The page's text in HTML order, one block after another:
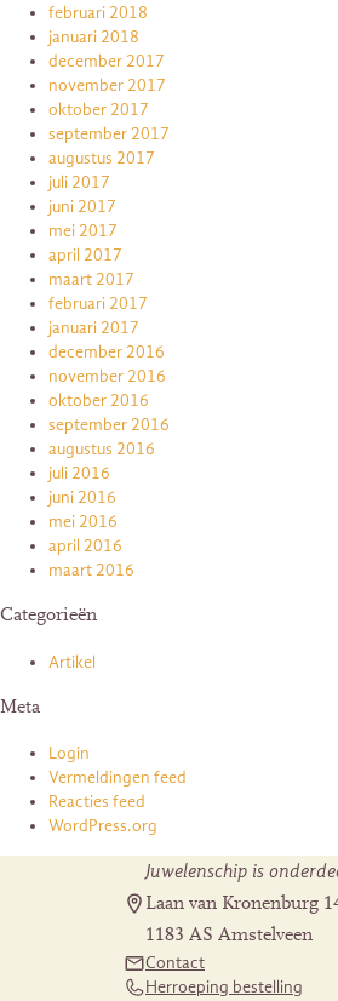
februari 2018
januari 2018
december 2017
november 2017
oktober 2017
september 2017
augustus 2017
juli 2017
juni 2017
mei 2017
april 2017
maart 2017
februari 2017
januari 2017
december 2016
november 2016
oktober 2016
september 2016
augustus 2016
juli 2016
juni 2016
mei 2016
april 2016
maart 2016
Categorieën
Artikel
Meta
Login
Vermeldingen feed
Reacties feed
WordPress.org
Juwelenschip is
Laan van Kronenburg
1183 AS Amstelveen
Contact
Herroeping bestelling